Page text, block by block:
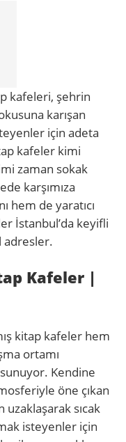
kafeleri, şehrin
karışan
için adeta
kafeler kimi
zaman sokak
karşımıza
hem de yaratıcı
İstanbul’da keyifli
adresler.
Kafeler |
kitap kafeler hem
ortamı
Kendine
öne çıkan
sıcak
isteyenler için